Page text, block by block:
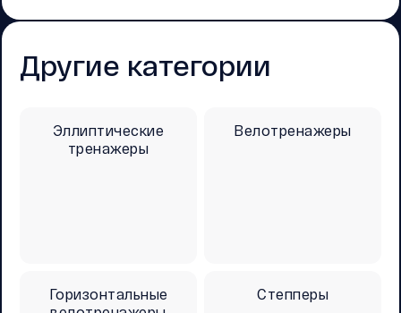
Другие категории
Эллиптические
тренажеры
Велотренажеры
Горизонтальные
Степперы